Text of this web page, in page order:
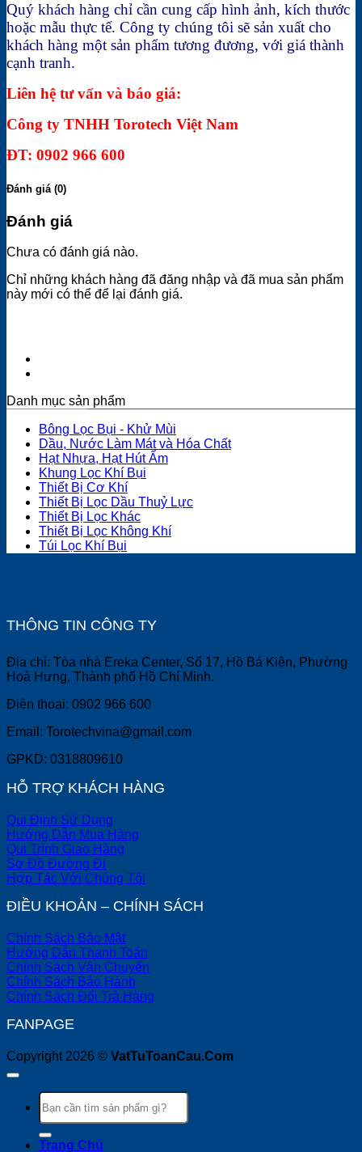
Quý khách hàng chỉ cần cung cấp hình ảnh, kích thước
hoặc mẫu thực tế. Công ty chúng tôi sẽ sản xuất cho
khách hàng một sản phẩm tương đương, với giá thành
cạnh tranh.
Liên hệ tư vấn và báo giá:
Công ty TNHH Torotech Việt Nam
ĐT: 0902 966 600
Đánh giá (0)
Đánh giá
Chưa có đánh giá nào.
Chỉ những khách hàng đã đăng nhập và đã mua sản phẩm
này mới có thể để lại đánh giá.
Danh mục sản phẩm
Bông Lọc Bụi - Khử Mùi
Dầu, Nước Làm Mát và Hóa Chất
Hạt Nhựa, Hạt Hút Ẩm
Khung Lọc Khí Bụi
Thiết Bị Cơ Khí
Thiết Bị Lọc Dầu Thuỷ Lực
Thiết Bị Lọc Khác
Thiết Bị Lọc Không Khí
Túi Lọc Khí Bụi
THÔNG TIN CÔNG TY
Địa chỉ: Tòa nhà Ereka Center, Số 17, Hồ Bá Kiện, Phường
Hoà Hưng, Thành phố Hồ Chí Minh.
Điện thoại: 0902 966 600
Email: Torotechvina@gmail.com
GPKD: 0318809610
HỖ TRỢ KHÁCH HÀNG
Qui Định Sử Dụng
Hướng Dẫn Mua Hàng
Qui Trình Giao Hàng
Sơ Đồ Đường Đi
Hợp Tác Với Chúng Tôi
ĐIỀU KHOẢN – CHÍNH SÁCH
Chính Sách Bảo Mật
Hướng Dẫn Thanh Toán
Chính Sách Vận Chuyển
Chính Sách Bảo Hành
Chính Sách Đổi Trả Hàng
FANPAGE
Copyright 2026 © VatTuToanCau.Com
Tìm
kiếm:
Trang Chủ